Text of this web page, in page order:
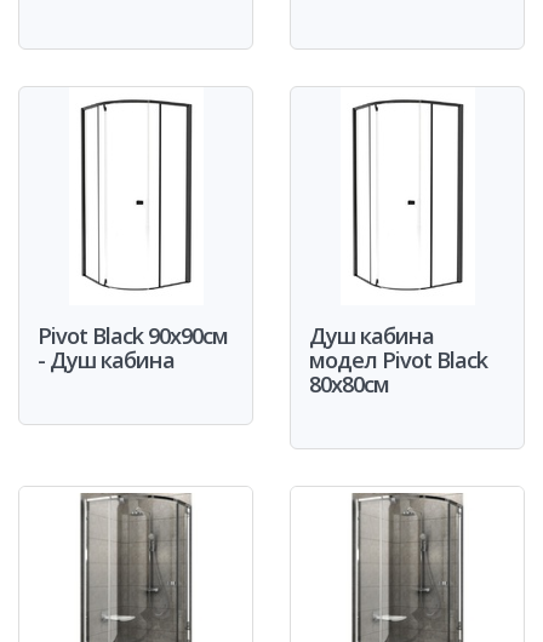
Pivot Black 90x90см
- Душ кабина
Душ кабина
модел Pivot Black
80x80см